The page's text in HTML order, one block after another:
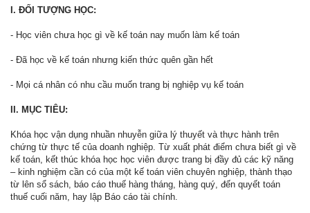
I. ĐỐI TƯỢNG HỌC:
- Học viên chưa học gì về kế toán nay muốn làm kế toán
- Đã học về kế toán nhưng kiến thức quên gần hết
- Mọi cá nhân có nhu cầu muốn trang bị nghiệp vụ kế toán
II. MỤC TIÊU:
Khóa học vận dụng nhuần nhuyễn giữa lý thuyết và thực hành trên
chứng từ thực tế của doanh nghiệp. Từ xuất phát điểm chưa biết gì về
kế toán, kết thúc khóa học học viên được trang bị đầy đủ các kỹ năng
– kinh nghiệm cần có của một kế toán viên chuyên nghiệp, thành thạo
từ lên sổ sách, báo cáo thuế hàng tháng, hàng quý, đến quyết toán
thuế cuối năm, hay lập Báo cáo tài chính.